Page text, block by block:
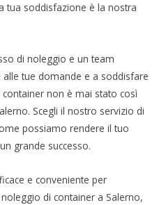
tua soddisfazione è la nostra
di noleggio e un team
tue domande e a soddisfare
non è mai stato così
Scegli il nostro servizio di
possiamo rendere il tuo
grande successo.
e conveniente per
di container a Salerno,